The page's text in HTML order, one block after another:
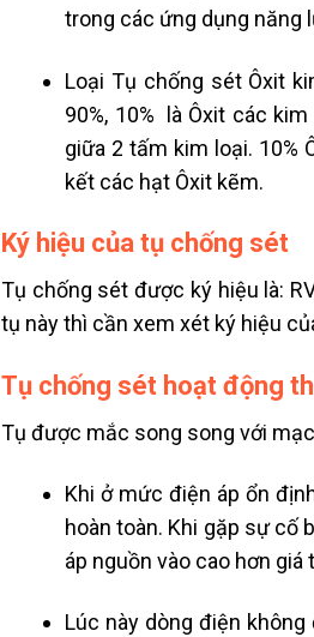
trong các ứng dụng năng
Loại Tụ chống sét Ôxit
90%, 10% là Ôxit các
giữa 2 tấm kim loại. 10%
kết các hạt Ôxit kẽm.
Ký hiệu của tụ chống sét
Tụ chống sét được ký hiệu là:
tụ này thì cần xem xét ký hiệu
Tụ chống sét hoạt động
Tụ được mắc song song với
Khi ở mức điện áp ổn
hoàn toàn. Khi gặp sự cố
áp nguồn vào cao hơn giá
Lúc này dòng điện